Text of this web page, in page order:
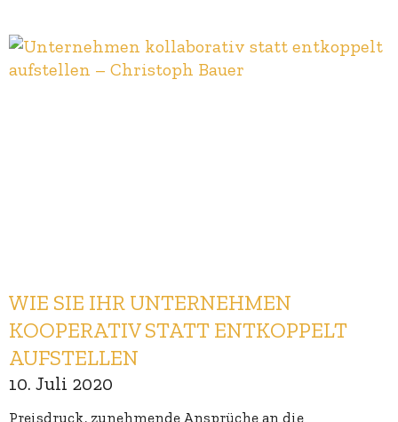
WIE SIE IHR UNTERNEHMEN
KOOPERATIV STATT ENTKOPPELT
AUFSTELLEN
10. Juli 2020
Preisdruck, zunehmende Ansprüche an die